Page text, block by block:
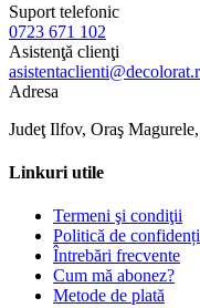
Suport telefonic
0723 671 102
Asistenţă clienţi
Adresa
Judeţ Ilfov, Oraş
Linkuri utile
Termeni şi condiţii
Politică de
Întrebări frecvente
Cum mă abonez?
Metode de plată